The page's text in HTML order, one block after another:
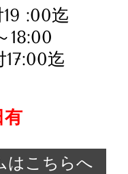
迄
18:00
迄
はこちらへ